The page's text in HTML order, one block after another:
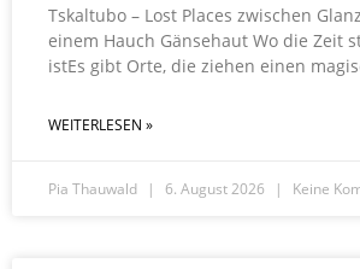
Tskaltubo – Lost Places zwischen
einem Hauch Gänsehaut Wo die Zeit
istEs gibt Orte, die ziehen einen
WEITERLESEN »
Pia Thauwald 6. August 2026 Keine